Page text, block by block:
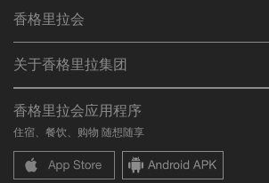
查找预订
餐厅与酒吧
香格里拉会
加入香格里拉会
常见问题
联络我们
关于香格里拉集团
我们的酒店品牌
香格里拉中心
香格里拉公寓
职业发展
企业社会责任
新闻稿
香格里拉会应用程序
住宿、餐饮、购物 随想随享